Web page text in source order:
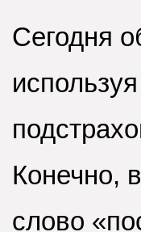
Сегодня
Конечно,
слово